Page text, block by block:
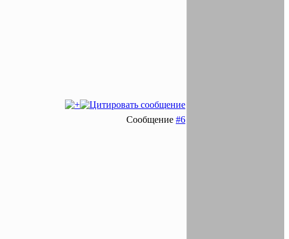
Сообщение #6